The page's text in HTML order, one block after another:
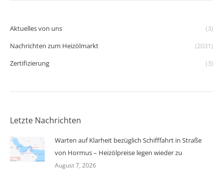
Aktuelles von uns
(3)
Nachrichten zum Heizölmarkt
(2031)
Zertifizierung
(3)
Letzte Nachrichten
Warten auf Klarheit bezüglich Schifffahrt in Straße
von Hormus – Heizölpreise legen wieder zu
August 7, 2026